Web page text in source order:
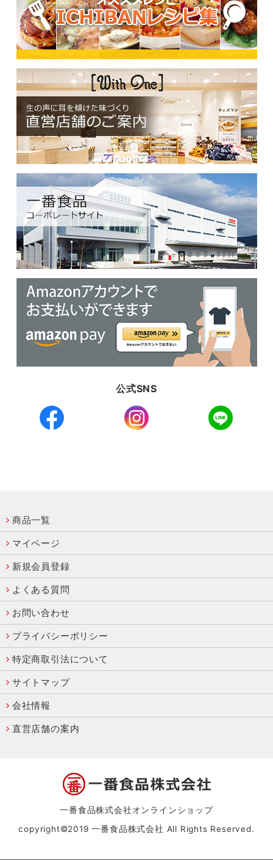
公式SNS
商品一覧
マイページ
新規会員登録
よくある質問
お問い合わせ
プライバシーポリシー
特定商取引法について
サイトマップ
会社情報
直営店舗の案内
一番食品株式会社オンラインショップ
copyright©2019 一番食品株式会社 All Rights Reserved.